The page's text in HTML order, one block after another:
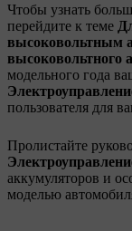
Чтобы узнать
перейдите к теме
высоковольтным
высоковольтного
модельного года
пользователя для
Пролистайте
аккумуляторов и
моделью